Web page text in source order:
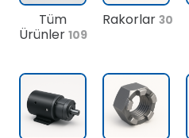
Tüm
Ürünler 109
Rakorlar 30